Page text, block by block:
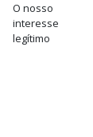
O nosso
interesse
legítimo